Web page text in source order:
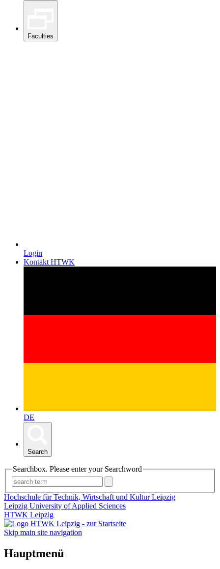
Faculties
Login
Kontakt HTWK
DE
Search
Searchbox. Please enter your Searchword
Hochschule für Technik, Wirtschaft und Kultur Leipzig
Leipzig University of Applied Sciences
HTWK Leipzig
Skip main site navigation
Hauptmenü